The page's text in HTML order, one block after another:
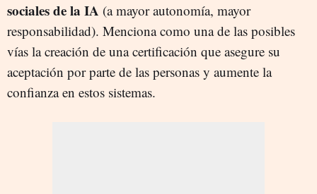
sociales de la IA (a mayor autonomía, mayor
responsabilidad). Menciona como una de las posibles
vías la creación de una certificación que asegure su
aceptación por parte de las personas y aumente la
confianza en estos sistemas.